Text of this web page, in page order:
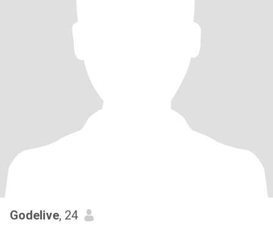
Godelive, 24